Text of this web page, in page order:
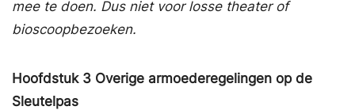
mee te doen. Dus niet voor losse theater of
bioscoopbezoeken.
Hoofdstuk 3 Overige armoederegelingen op de
Sleutelpas